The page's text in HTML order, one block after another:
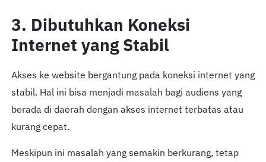
3. Dibutuhkan Koneksi
Internet yang Stabil
Akses ke website bergantung pada koneksi internet yang
stabil. Hal ini bisa menjadi masalah bagi audiens yang
berada di daerah dengan akses internet terbatas atau
kurang cepat.
Meskipun ini masalah yang semakin berkurang, tetap